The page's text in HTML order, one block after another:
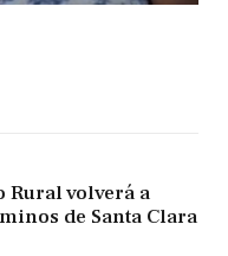
volverá a
de Santa Clara